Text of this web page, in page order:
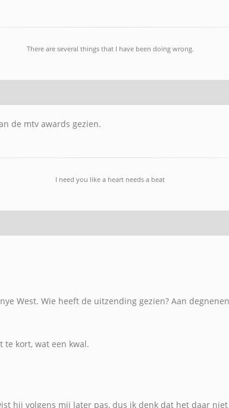
There are several things that I have been doing wrong.
de mtv awards gezien.
I need you like a heart needs a beat
West. Wie heeft de uitzending gezien? Aan
te kort, wat een kwal.
hij volgens mij later pas, dus ik denk dat het daar